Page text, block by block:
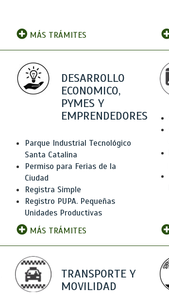
MÁS TRÁMITES
DESARROLLO
ECONOMICO,
PYMES Y
EMPRENDEDORES
Parque Industrial Tecnológico
Santa Catalina
Permiso para Ferias de la
Ciudad
Registra Simple
Registro PUPA. Pequeñas
Unidades Productivas
MÁS TRÁMITES
TRANSPORTE Y
MOVILIDAD